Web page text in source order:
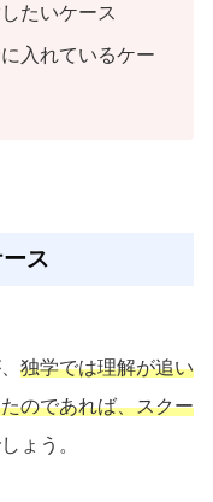
たいケース
入れているケー
ス
独学では理解が追い
のであれば、スクー
ょう。